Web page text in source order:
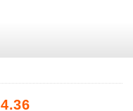
4.36